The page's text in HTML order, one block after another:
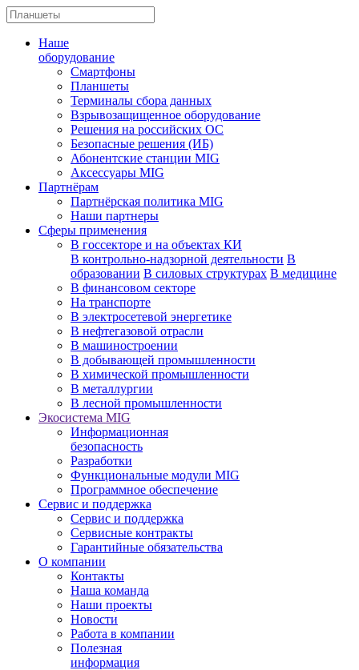
Наше
оборудование
Смартфоны
Планшеты
Терминалы сбора данных
Взрывозащищенное оборудование
Решения на российских ОС
Безопасные решения (ИБ)
Абонентские станции MIG
Аксессуары MIG
Партнёрам
Партнёрская политика MIG
Наши партнеры
Сферы применения
В госсекторе и на объектах КИ
В контрольно-надзорной деятельности В
образовании В силовых структурах В медицине
В финансовом секторе
На транспорте
В электросетевой энергетике
В нефтегазовой отрасли
В машиностроении
В добывающей промышленности
В химической промышленности
В металлургии
В лесной промышленности
Экосистема MIG
Информационная
безопасность
Разработки
Функциональные модули MIG
Программное обеспечение
Сервис и поддержка
Сервис и поддержка
Сервисные контракты
Гарантийные обязательства
О компании
Контакты
Наша команда
Наши проекты
Новости
Работа в компании
Полезная
информация